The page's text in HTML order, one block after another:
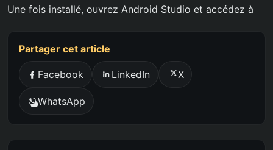
Une fois installé, ouvrez Android Studio et accédez à
Partager cet article
Facebook LinkedIn X
WhatsApp